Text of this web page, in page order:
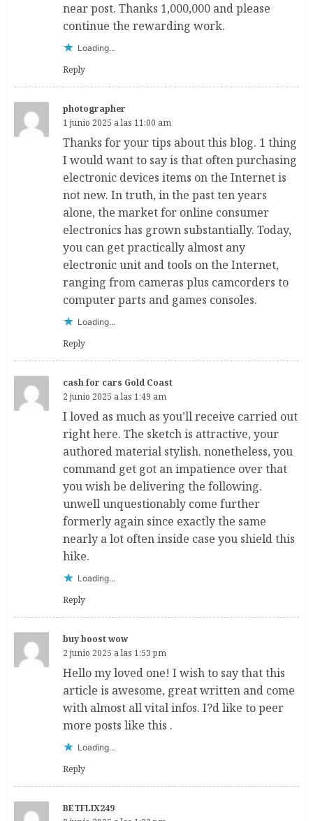
near post. Thanks 1,000,000 and please
continue the rewarding work.
Loading...
Reply
photographer
1 junio 2025 a las 11:00 am
Thanks for your tips about this blog. 1 thing
I would want to say is that often purchasing
electronic devices items on the Internet is
not new. In truth, in the past ten years
alone, the market for online consumer
electronics has grown substantially. Today,
you can get practically almost any
electronic unit and tools on the Internet,
ranging from cameras plus camcorders to
computer parts and games consoles.
Loading...
Reply
cash for cars Gold Coast
2 junio 2025 a las 1:49 am
I loved as much as you’ll receive carried out
right here. The sketch is attractive, your
authored material stylish. nonetheless, you
command get got an impatience over that
you wish be delivering the following.
unwell unquestionably come further
formerly again since exactly the same
nearly a lot often inside case you shield this
hike.
Loading...
Reply
buy boost wow
2 junio 2025 a las 1:53 pm
Hello my loved one! I wish to say that this
article is awesome, great written and come
with almost all vital infos. I?d like to peer
more posts like this .
Loading...
Reply
BETFLIX249